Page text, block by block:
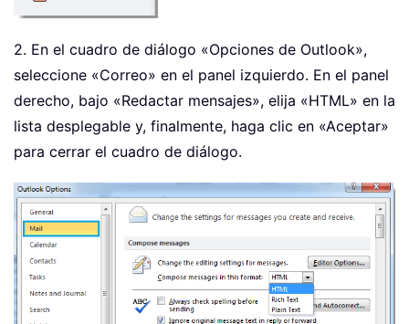
2. En el cuadro de diálogo «Opciones de Outlook»,
seleccione «Correo» en el panel izquierdo. En el panel
derecho, bajo «Redactar mensajes», elija «HTML» en la
lista desplegable y, finalmente, haga clic en «Aceptar»
para cerrar el cuadro de diálogo.